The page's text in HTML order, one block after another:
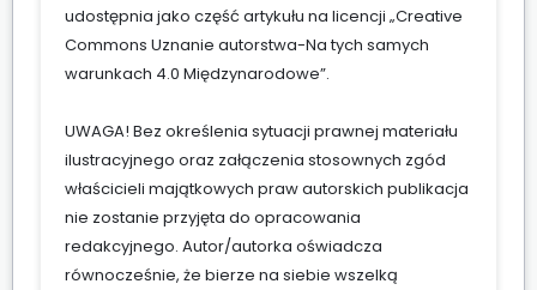
udostępnia jako część artykułu na licencji „Creative
Commons Uznanie autorstwa-Na tych samych
warunkach 4.0 Międzynarodowe”.
UWAGA! Bez określenia sytuacji prawnej materiału
ilustracyjnego oraz załączenia stosownych zgód
właścicieli majątkowych praw autorskich publikacja
nie zostanie przyjęta do opracowania
redakcyjnego. Autor/autorka oświadcza
równocześnie, że bierze na siebie wszelką